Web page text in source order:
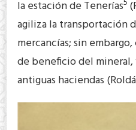
la estación de Tenerías5
agiliza la transportación
mercancías; sin
de beneficio del mineral,
antiguas haciendas